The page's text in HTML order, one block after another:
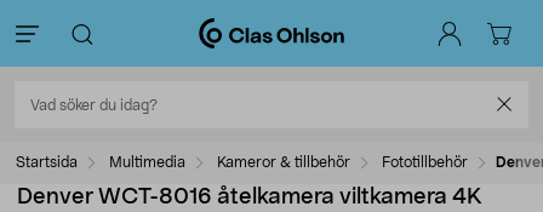
Startsida Multimedia Kameror & tillbehör Fototillbehör
Denver WCT-8016 åtelkamera viltkamera 4K